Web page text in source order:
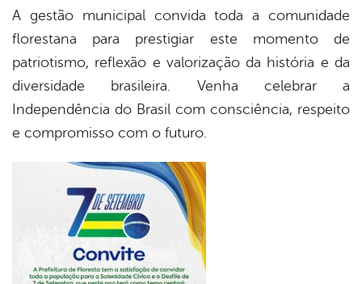
A gestão municipal convida toda a comunidade
florestana para prestigiar este momento de
patriotismo, reflexão e valorização da história e da
diversidade brasileira. Venha celebrar a
Independência do Brasil com consciência, respeito
e compromisso com o futuro.